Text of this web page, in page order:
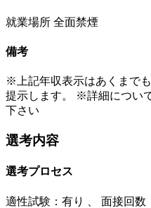
就業場所 全面禁煙
備考
※上記年収表示はあくまで
提示します。 ※詳細につい
下さい
選考内容
選考プロセス
適性試験： 有り 面接回数